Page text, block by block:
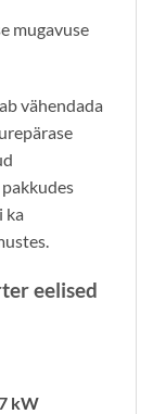
mugavuse
vähendada
pakkudes
ka
eelised
kW